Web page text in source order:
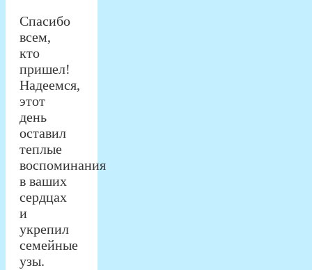
Спасибо
всем,
кто
пришел!
Надеемся,
этот
день
оставил
теплые
воспоминания
в ваших
сердцах
и
укрепил
семейные
узы.